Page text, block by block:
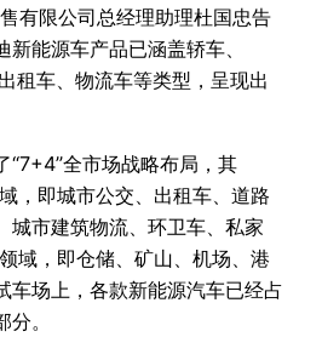
有限公司总经理助理杜国忠告
能源车产品已涵盖轿车、
租车、物流车等类型，呈现出
“7+4”全市场战略布局，其
，即城市公交、出租车、道路
城市建筑物流、环卫车、私家
域，即仓储、矿山、机场、港
车场上，各款新能源汽车已经占
。